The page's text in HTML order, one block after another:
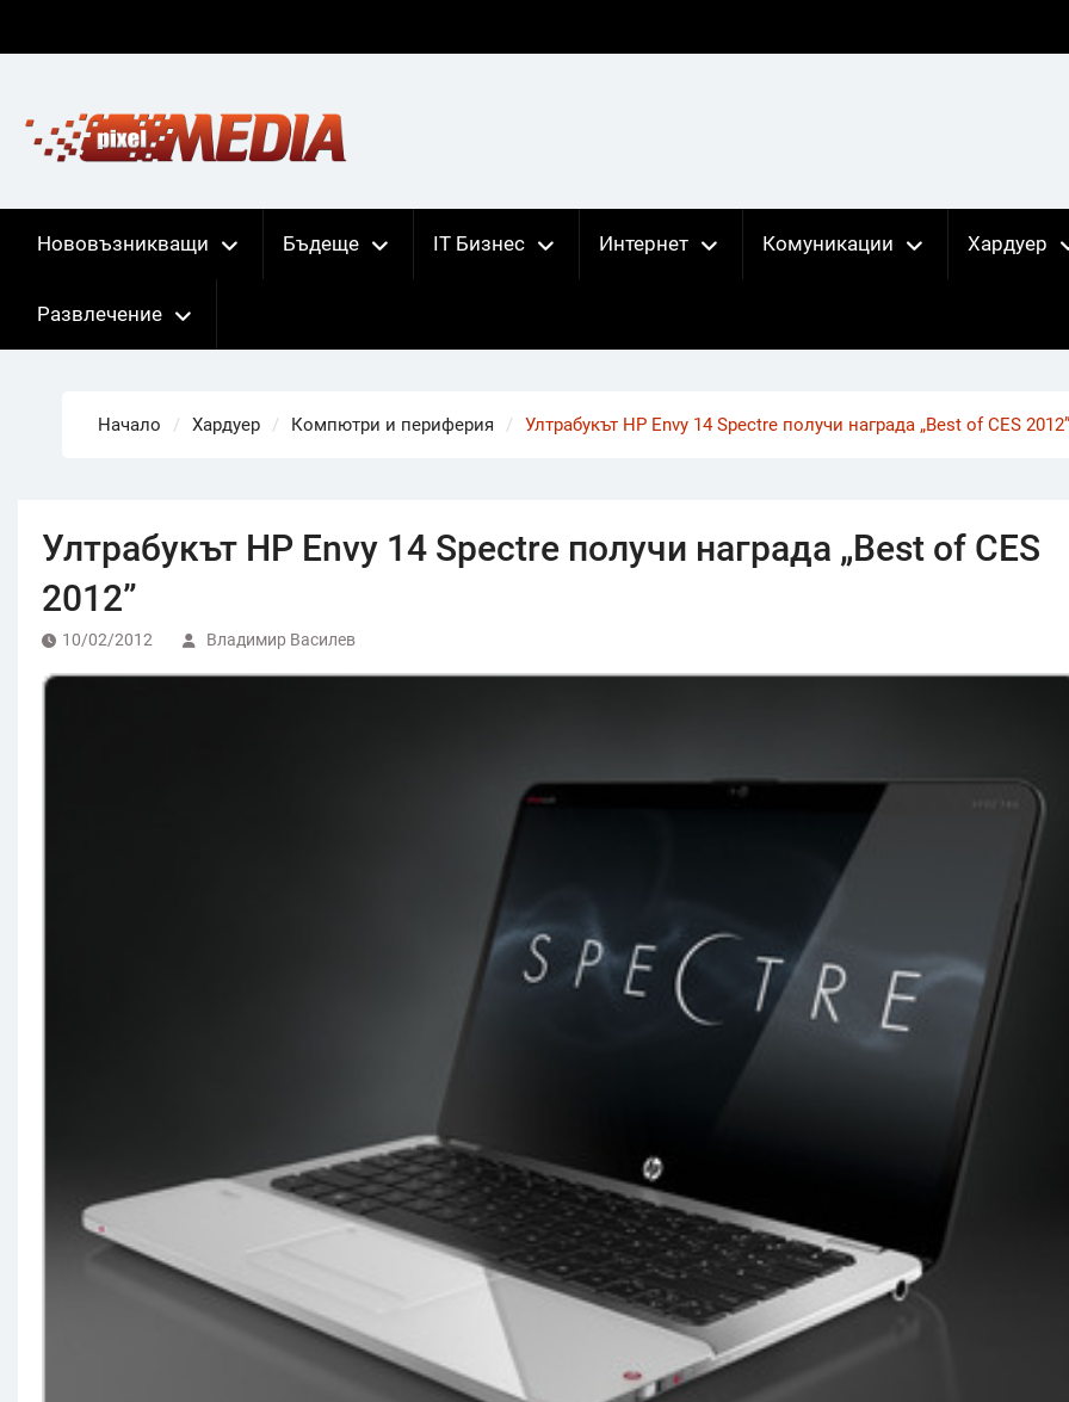
Нововъзникващи Бъдеще IT Бизнес Интернет Комуникации Хардуер
Развлечение
Начало Хардуер Компютри и периферия Ултрабукът HP Envy 14 Spectre получи награда „Best of CES 2012”
Ултрабукът HP Envy 14 Spectre получи награда „Best of CES
2012”
10/02/2012 Владимир Василев